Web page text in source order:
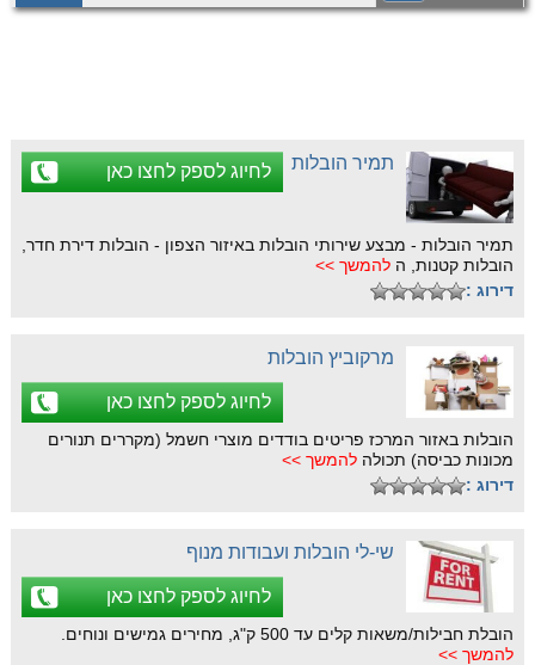
למתקשרים להובלות דירות! לפרטים צלצלו
תמיר הובלות לחיוג לספק לחצו כאן
תמיר הובלות - מבצע שירותי הובלות באיזור הצפון - הובלות דירת חדר,
הובלות קטנות, ה להמשך >>
דירוג :
מרקוביץ הובלות
לחיוג לספק לחצו כאן
הובלות באזור המרכז פריטים בודדים מוצרי חשמל (מקררים תנורים
מכונות כביסה) תכולה להמשך >>
דירוג :
שי-לי הובלות ועבודות מנוף
לחיוג לספק לחצו כאן
הובלת חבילות/משאות קלים עד 500 ק"ג, מחירים גמישים ונוחים.
להמשך >>